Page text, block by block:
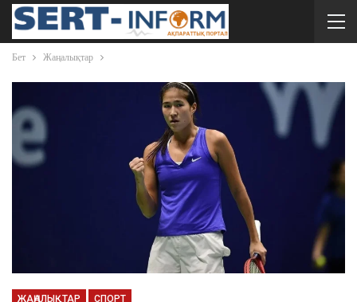
Бет Жаңалықтар
ЖАҢАЛЫҚТАР СПОРТ